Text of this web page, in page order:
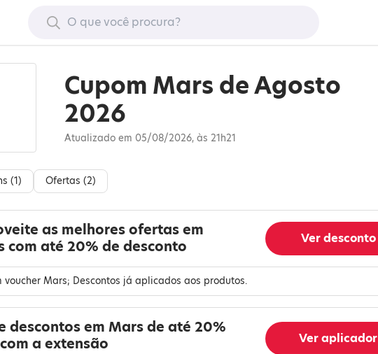
Cupom Mars de Agosto
2026
Atualizado em 05/08/2026, às 21h21
(1) Ofertas (2)
as melhores ofertas em
com até 20% de desconto
Ver desconto
Mars; Descontos já aplicados aos produtos.
descontos em Mars de até 20%
a extensão
Ver aplicador